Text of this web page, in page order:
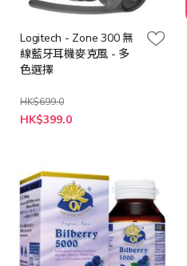
Logitech - Zone 300 無
線藍牙耳機麥克風 - 多
色選擇
HK$699.0
HK$399.0